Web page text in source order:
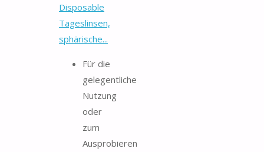
Disposable
Tageslinsen,
sphärische...
Für die
gelegentliche
Nutzung
oder
zum
Ausprobieren